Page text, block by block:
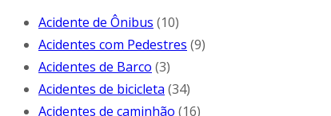
Acidente de Ônibus (10)
Acidentes com Pedestres (9)
Acidentes de Barco (3)
Acidentes de bicicleta (34)
Acidentes de caminhão (16)